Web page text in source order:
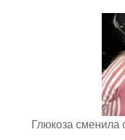
Глюкоза сменила